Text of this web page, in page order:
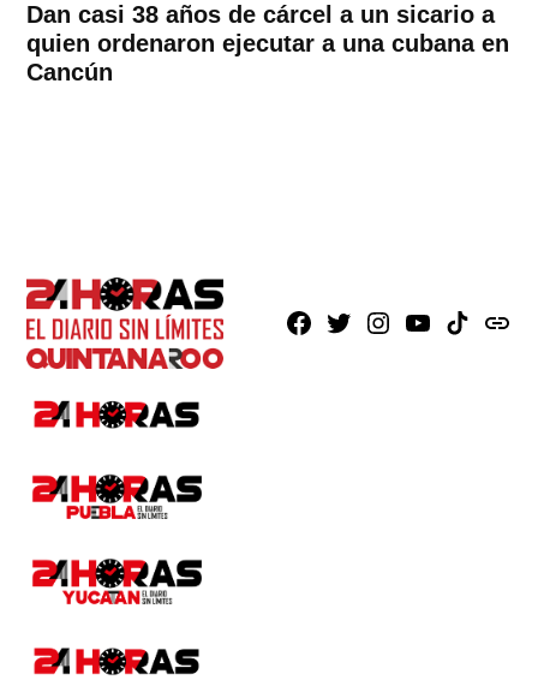
Dan casi 38 años de cárcel a un sicario a
quien ordenaron ejecutar a una cubana en
Cancún
Facebook
X Instagram
YoutubeTikTokissuu